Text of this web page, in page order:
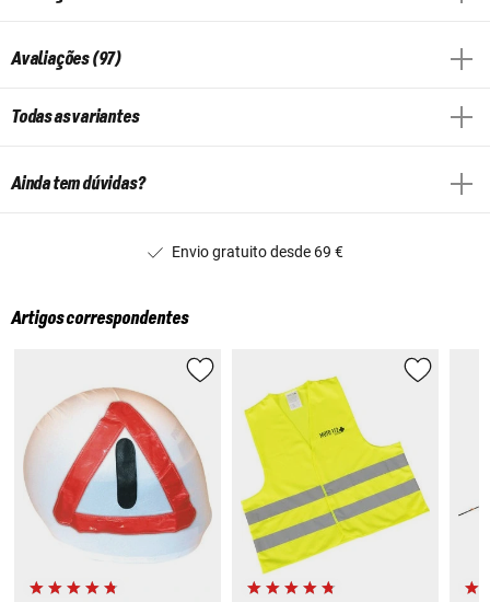
Avaliações (97)
Todas as variantes
Ainda tem dúvidas?
Envio gratuito desde 69 €
Artigos correspondentes